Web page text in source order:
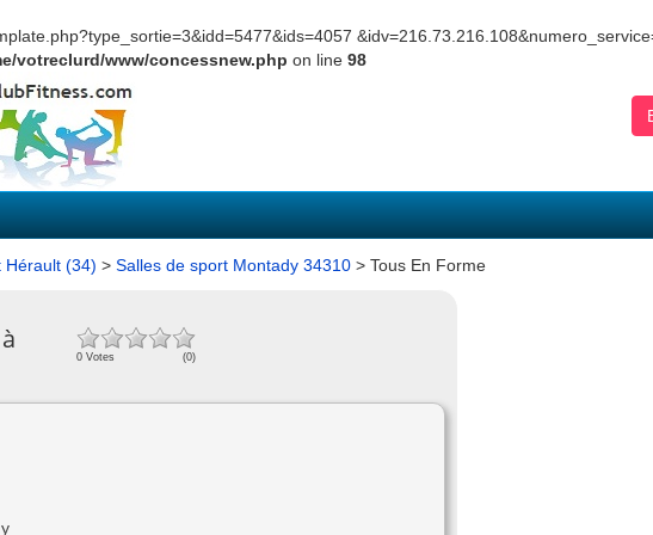
votreclurd/www/concessnew.php on line 98
Hérault (34) > Salles de sport Montady 34310 > Tous En Forme
0 Votes (0)